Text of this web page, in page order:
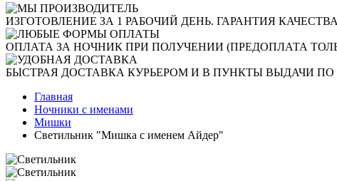
ИЗГОТОВЛЕНИЕ ЗА 1 РАБОЧИЙ ДЕНЬ. ГАРАНТИЯ КАЧЕСТВА
ОПЛАТА ЗА НОЧНИК ПРИ ПОЛУЧЕНИИ (ПРЕДОПЛАТА
БЫСТРАЯ ДОСТАВКА КУРЬЕРОМ И В ПУНКТЫ ВЫДАЧИ
Главная
Ночники с именами
Мишки
Светильник "Мишка с именем Айдер"